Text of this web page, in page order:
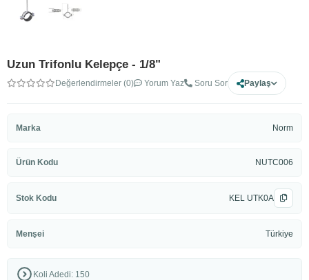
Uzun Trifonlu Kelepçe - 1/8"
Değerlendirmeler (0) Yorum Yaz Soru Sor Paylaş
Marka Norm
Ürün Kodu NUTC006
Stok Kodu KEL UTK0A
Menşei Türkiye
Koli Adedi: 150